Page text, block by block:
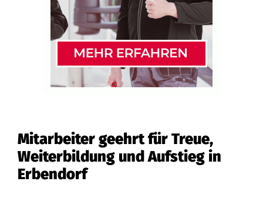
Mitarbeiter geehrt für Treue,
Weiterbildung und Aufstieg in
Erbendorf